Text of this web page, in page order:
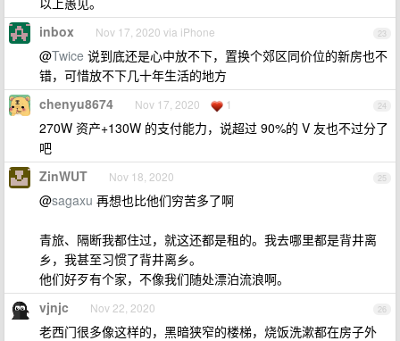
23
inbox Nov 17, 2020 via iPhone
@Twice 说到底还是心中放不下，置换个郊区同价位的新房也不
错，可惜放不下几十年生活的地方
24
chenyu8674 Nov 17, 2020 1
270W 资产+130W 的支付能力，说超过 90%的 V 友也不过分了
吧
25
ZinWUT Nov 18, 2020
@sagaxu 再想也比他们穷苦多了啊
青旅、隔断我都住过，就这还都是租的。我去哪里都是背井离
乡，我甚至习惯了背井离乡。
他们好歹有个家，不像我们随处漂泊流浪啊。
26
vjnjc Nov 22, 2020
老西门很多像这样的，黑暗狭窄的楼梯，烧饭洗漱都在房子外